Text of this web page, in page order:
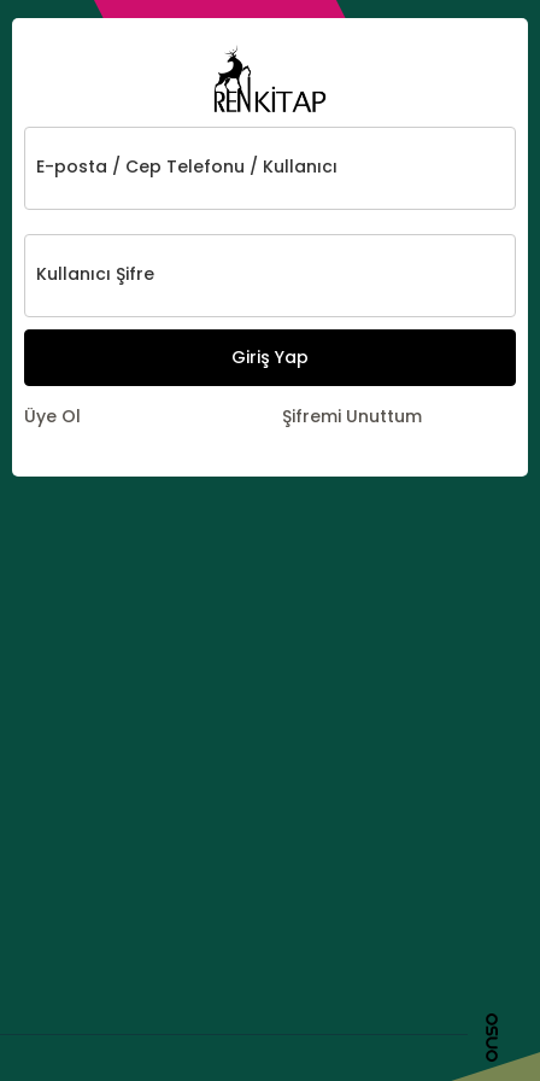
E-posta / Cep Telefonu / Kullanıcı
Kullanıcı Şifre
Giriş Yap
Üye Ol Şifremi Unuttum